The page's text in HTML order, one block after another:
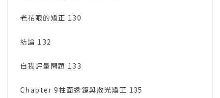
老花眼的矯正 130
結論 132
自我評量問題 133
Chapter 9柱面透鏡與散光矯正 135